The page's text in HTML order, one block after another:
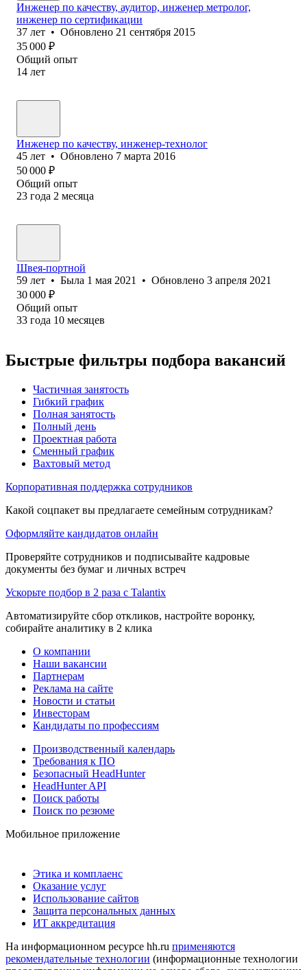
Инженер по качеству, аудитор, инженер метролог,
инженер по сертификации
37 лет • Обновлено 21 сентября 2015
35 000 ₽
Общий опыт
14 лет
Инженер по качеству, инженер-технолог
45 лет • Обновлено 7 марта 2016
50 000 ₽
Общий опыт
23 года 2 месяца
Швея-портной
59 лет • Была 1 мая 2021 • Обновлено 3 апреля 2021
30 000 ₽
Общий опыт
33 года 10 месяцев
Быстрые фильтры подбора вакансий
Частичная занятость
Гибкий график
Полная занятость
Полный день
Проектная работа
Сменный график
Вахтовый метод
Корпоративная поддержка сотрудников
Какой соцпакет вы предлагаете семейным сотрудникам?
Оформляйте кандидатов онлайн
Проверяйте сотрудников и подписывайте кадровые
документы без бумаг и личных встреч
Ускорьте подбор в 2 раза с Talantix
Автоматизируйте сбор откликов, настройте воронку,
собирайте аналитику в 2 клика
О компании
Наши вакансии
Партнерам
Реклама на сайте
Новости и статьи
Инвесторам
Кандидаты по профессиям
Производственный календарь
Требования к ПО
Безопасный HeadHunter
HeadHunter API
Поиск работы
Поиск по резюме
Мобильное приложение
Этика и комплаенс
Оказание услуг
Использование сайтов
Защита персональных данных
ИТ аккредитация
На информационном ресурсе hh.ru применяются
рекомендательные технологии (информационные технологии